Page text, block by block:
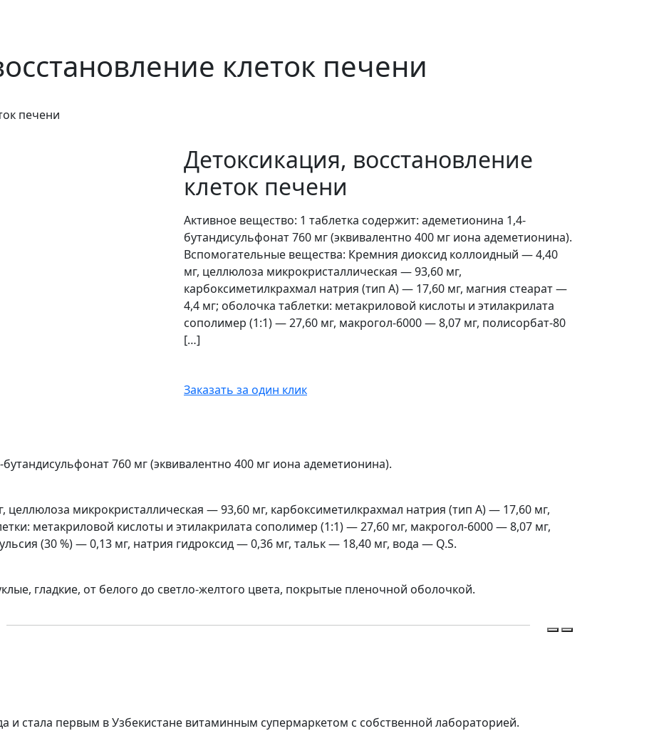
клеток печени
печени
Детоксикация, восстановление
клеток печени
Активное вещество: 1 таблетка содержит: адеметионина 1,4-
бутандисульфонат 760 мг (эквивалентно 400 мг иона адеметионина).
Вспомогательные вещества: Кремния диоксид коллоидный — 4,40
мг, целлюлоза микрокристаллическая — 93,60 мг,
карбоксиметилкрахмал натрия (тип А) — 17,60 мг, магния стеарат —
4,4 мг; оболочка таблетки: метакриловой кислоты и этилакрилата
сополимер (1:1) — 27,60 мг, макрогол-6000 — 8,07 мг, полисорбат-80
[…]
Заказать за один клик
760 мг (эквивалентно 400 мг иона адеметионина).
микрокристаллическая — 93,60 мг, карбоксиметилкрахмал натрия (тип А) — 17,60 мг,
метакриловой кислоты и этилакрилата сополимер (1:1) — 27,60 мг, макрогол-6000 — 8,07 мг,
(30 %) — 0,13 мг, натрия гидроксид — 0,36 мг, тальк — 18,40 мг, вода — Q.S.
гладкие, от белого до светло-желтого цвета, покрытые пленочной оболочкой.
и стала первым в Узбекистане витаминным супермаркетом с собственной лабораторией.